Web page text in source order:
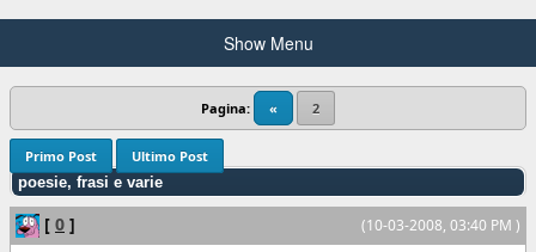
Show Menu
Pagina: « 2
Primo Post
Ultimo Post
poesie, frasi e varie
(10-03-2008, 03:40 PM )
[ 0 ]